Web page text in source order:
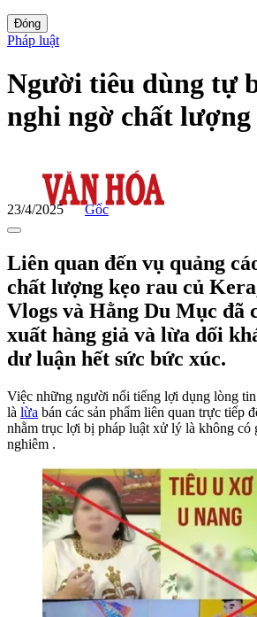
Đóng
Pháp luật
Người tiêu dùng tự
nghi ngờ chất lượng
23/4/2025 Gốc
Liên quan đến vụ quảng
chất lượng kẹo rau củ
Vlogs và Hằng Du Mục đã
xuất hàng giả và lừa dối
dư luận hết sức bức xúc.
Việc những người nổi tiếng lợi dụng lòng
là lừa bán các sản phẩm liên quan trực tiếp
nhằm trục lợi bị pháp luật xử lý là không có
nghiêm .